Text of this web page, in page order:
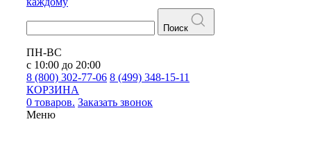
Поиск
ПН-ВС
с 10:00 до 20:00
8 (800) 302-77-06 8 (499) 348-15-11
КОРЗИНА
0 товаров. Заказать звонок
Меню